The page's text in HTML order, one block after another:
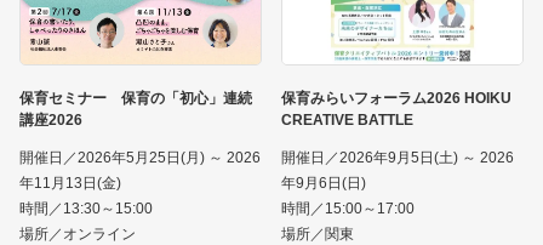
保育セミナー 保育の「初心」連続
講座2026
開催日／2026年5月25日(月) ～ 2026
年11月13日(金)
時間／13:30～15:00
場所／オンライン
保育みらいフォーラム2026 HOIKU
CREATIVE BATTLE
開催日／2026年9月5日(土) ～ 2026
年9月6日(日)
時間／15:00～17:00
場所／関東